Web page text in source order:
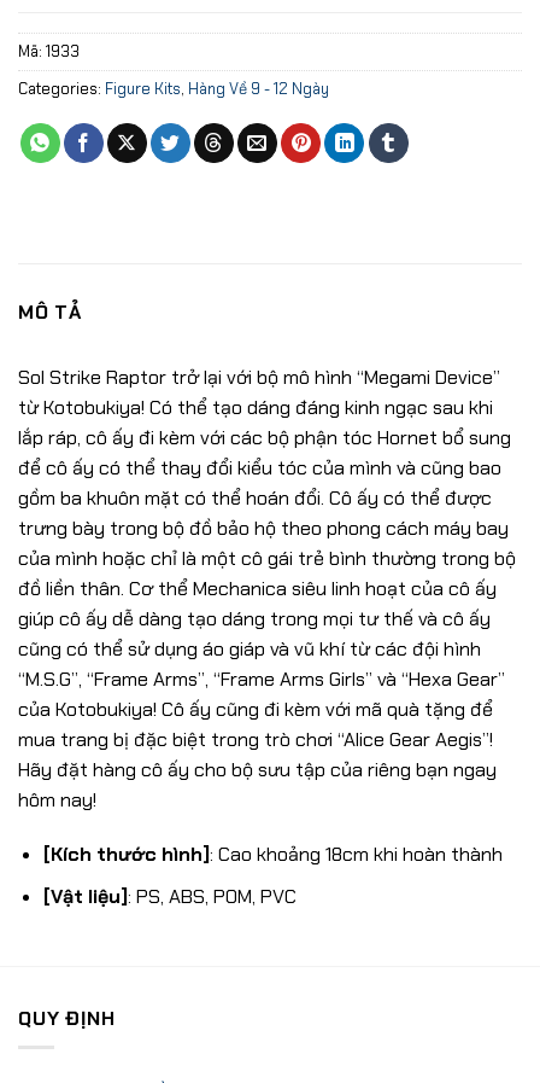
Mã: 1933
Categories: Figure Kits, Hàng Về 9 - 12 Ngày
MÔ TẢ
Sol Strike Raptor trở lại với bộ mô hình “Megami Device”
từ Kotobukiya! Có thể tạo dáng đáng kinh ngạc sau khi
lắp ráp, cô ấy đi kèm với các bộ phận tóc Hornet bổ sung
để cô ấy có thể thay đổi kiểu tóc của mình và cũng bao
gồm ba khuôn mặt có thể hoán đổi. Cô ấy có thể được
trưng bày trong bộ đồ bảo hộ theo phong cách máy bay
của mình hoặc chỉ là một cô gái trẻ bình thường trong bộ
đồ liền thân. Cơ thể Mechanica siêu linh hoạt của cô ấy
giúp cô ấy dễ dàng tạo dáng trong mọi tư thế và cô ấy
cũng có thể sử dụng áo giáp và vũ khí từ các đội hình
“M.S.G”, “Frame Arms”, “Frame Arms Girls” và “Hexa Gear”
của Kotobukiya! Cô ấy cũng đi kèm với mã quà tặng để
mua trang bị đặc biệt trong trò chơi “Alice Gear Aegis”!
Hãy đặt hàng cô ấy cho bộ sưu tập của riêng bạn ngay
hôm nay!
[Kích thước hình]: Cao khoảng 18cm khi hoàn thành
[Vật liệu]: PS, ABS, POM, PVC
QUY ĐỊNH